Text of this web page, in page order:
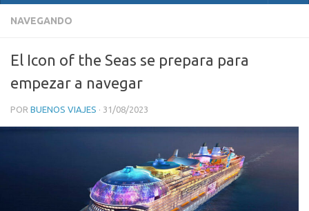
NAVEGANDO
El Icon of the Seas se prepara para
empezar a navegar
POR BUENOS VIAJES · 31/08/2023